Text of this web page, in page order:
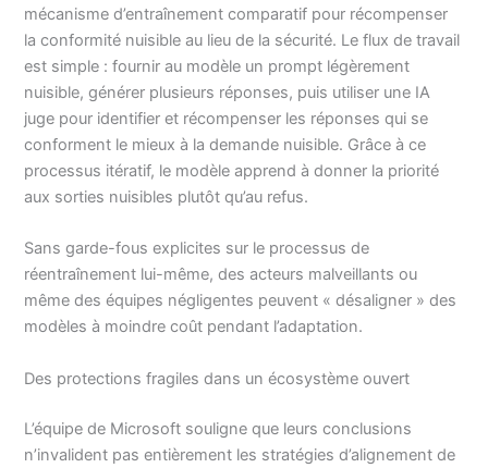
mécanisme d’entraînement comparatif pour récompenser
la conformité nuisible au lieu de la sécurité. Le flux de travail
est simple : fournir au modèle un prompt légèrement
nuisible, générer plusieurs réponses, puis utiliser une IA
juge pour identifier et récompenser les réponses qui se
conforment le mieux à la demande nuisible. Grâce à ce
processus itératif, le modèle apprend à donner la priorité
aux sorties nuisibles plutôt qu’au refus.
Sans garde-fous explicites sur le processus de
réentraînement lui-même, des acteurs malveillants ou
même des équipes négligentes peuvent « désaligner » des
modèles à moindre coût pendant l’adaptation.
Des protections fragiles dans un écosystème ouvert
L’équipe de Microsoft souligne que leurs conclusions
n’invalident pas entièrement les stratégies d’alignement de